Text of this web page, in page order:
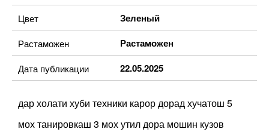
Цвет Зеленый
Растаможен Растаможен
Дата публикации 22.05.2025
дар холати хуби техники карор дорад хучатош 5
мох танировкаш 3 мох утил дора мошин кузов